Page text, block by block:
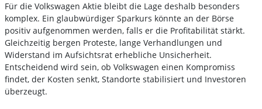
Für die Volkswagen Aktie bleibt die Lage deshalb besonders
komplex. Ein glaubwürdiger Sparkurs könnte an der Börse
positiv aufgenommen werden, falls er die Profitabilität stärkt.
Gleichzeitig bergen Proteste, lange Verhandlungen und
Widerstand im Aufsichtsrat erhebliche Unsicherheit.
Entscheidend wird sein, ob Volkswagen einen Kompromiss
findet, der Kosten senkt, Standorte stabilisiert und Investoren
überzeugt.